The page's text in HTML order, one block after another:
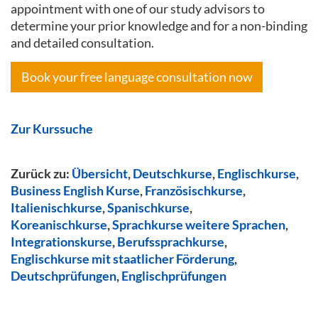
appointment with one of our study advisors to
determine your prior knowledge and for a non-binding
and detailed consultation.
Book your free language consultation now
Zur Kurssuche
Zurück zu: Übersicht,Deutschkurse,Englischkurse,
Business English Kurse,Französischkurse,
Italienischkurse,Spanischkurse,
Koreanischkurse,Sprachkurse weitere Sprachen,
Integrationskurse,Berufssprachkurse,
Englischkurse mit staatlicher Förderung,
Deutschprüfungen,Englischprüfungen